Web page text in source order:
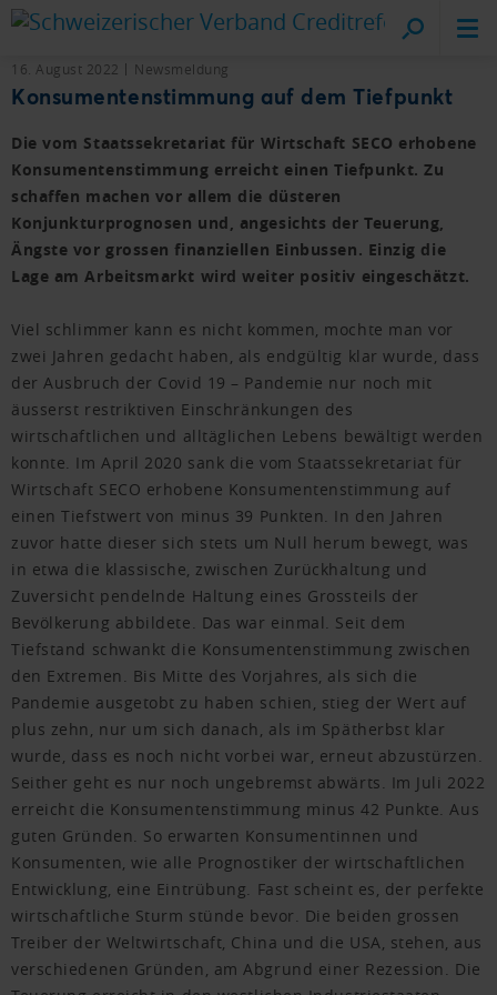
16. August 2022 Newsmeldung
Konsumentenstimmung auf dem Tiefpunkt
Die vom Staatssekretariat für Wirtschaft SECO erhobene
Konsumentenstimmung erreicht einen Tiefpunkt. Zu
schaffen machen vor allem die düsteren
Konjunkturprognosen und, angesichts der Teuerung,
Ängste vor grossen finanziellen Einbussen. Einzig die
Lage am Arbeitsmarkt wird weiter positiv eingeschätzt.
Viel schlimmer kann es nicht kommen, mochte man vor
zwei Jahren gedacht haben, als endgültig klar wurde, dass
der Ausbruch der Covid 19 – Pandemie nur noch mit
äusserst restriktiven Einschränkungen des
wirtschaftlichen und alltäglichen Lebens bewältigt werden
konnte. Im April 2020 sank die vom Staatssekretariat für
Wirtschaft SECO erhobene Konsumentenstimmung auf
einen Tiefstwert von minus 39 Punkten. In den Jahren
zuvor hatte dieser sich stets um Null herum bewegt, was
in etwa die klassische, zwischen Zurückhaltung und
Zuversicht pendelnde Haltung eines Grossteils der
Bevölkerung abbildete. Das war einmal. Seit dem
Tiefstand schwankt die Konsumentenstimmung zwischen
den Extremen. Bis Mitte des Vorjahres, als sich die
Pandemie ausgetobt zu haben schien, stieg der Wert auf
plus zehn, nur um sich danach, als im Spätherbst klar
wurde, dass es noch nicht vorbei war, erneut abzustürzen.
Seither geht es nur noch ungebremst abwärts. Im Juli 2022
erreicht die Konsumentenstimmung minus 42 Punkte. Aus
guten Gründen. So erwarten Konsumentinnen und
Konsumenten, wie alle Prognostiker der wirtschaftlichen
Entwicklung, eine Eintrübung. Fast scheint es, der perfekte
wirtschaftliche Sturm stünde bevor. Die beiden grossen
Treiber der Weltwirtschaft, China und die USA, stehen, aus
verschiedenen Gründen, am Abgrund einer Rezession. Die